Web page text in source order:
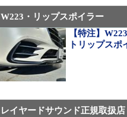
S450エクス
ご成約済
ベンツ中古車在庫車情報
R231 SL400 ロ
F16
W223・リップスポイラー
【特注】
トリップスポ
レイヤードサウンド正規取扱店